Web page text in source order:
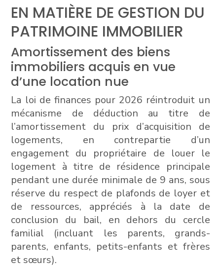
EN MATIÈRE DE GESTION DU
PATRIMOINE IMMOBILIER
Amortissement des biens
immobiliers acquis en vue
d’une location nue
La loi de finances pour 2026 réintroduit un
mécanisme de déduction au titre de
l’amortissement du prix d’acquisition de
logements, en contrepartie d’un
engagement du propriétaire de louer le
logement à titre de résidence principale
pendant une durée minimale de 9 ans, sous
réserve du respect de plafonds de loyer et
de ressources, appréciés à la date de
conclusion du bail, en dehors du cercle
familial (incluant les parents, grands-
parents, enfants, petits-enfants et frères
et sœurs).